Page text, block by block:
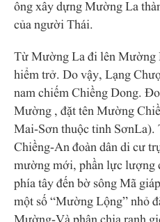
ông xây dựng Mường La
của người Thái.
Từ Mường La đi lên Mường
hiểm trở. Do vậy, Lạng
nam chiếm Chiềng Dong.
Mường , đặt tên Mường
Mai-Sơn thuộc tỉnh SơnLa).
Chiềng-An đoàn dân di cư
mường mới, phần lực lượng
phía tây đến bờ sông Mã
một số “Mường Lộng” nhỏ